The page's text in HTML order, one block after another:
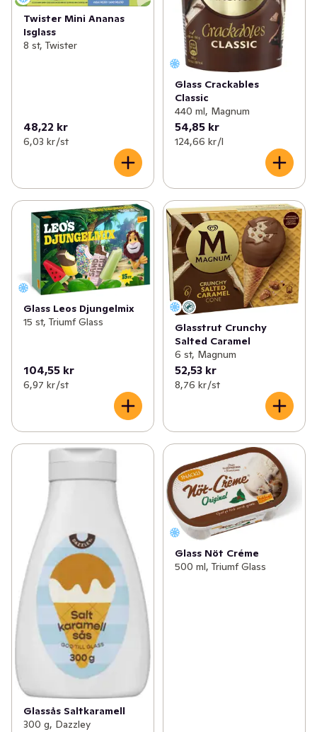
Twister Mini Ananas
Isglass
8 st, Twister
48,22 kr
6,03 kr /st
Glass Crackables
Classic
440 ml, Magnum
54,85 kr
124,66 kr /l
Glass Leos Djungelmix
15 st, Triumf Glass
104,55 kr
6,97 kr /st
Glasstrut Crunchy
Salted Caramel
6 st, Magnum
52,53 kr
8,76 kr /st
Glassås Saltkaramell
300 g, Dazzley
Glass Nöt Créme
500 ml, Triumf Glass